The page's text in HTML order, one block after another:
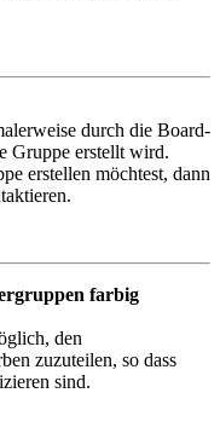
durch die Board-
Gruppe erstellt wird.
erstellen möchtest, dann
farbig
den
zuzuteilen, so dass
sind.